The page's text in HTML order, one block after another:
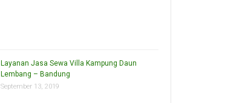
Layanan Jasa Sewa Villa Kampung Daun
Lembang – Bandung
September 13, 2019